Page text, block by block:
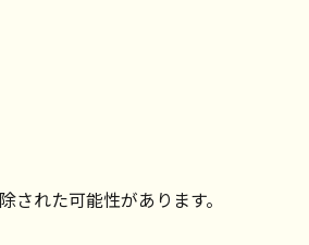
れた可能性があります。